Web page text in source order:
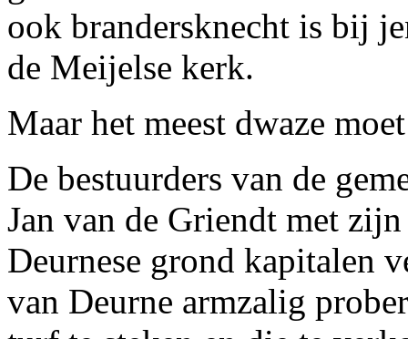
ook brandersknecht is bij
de Meijelse kerk.
Maar het meest dwaze
De bestuurders van de
Jan van de Griendt met
Deurnese grond kapitalen
van Deurne armzalig